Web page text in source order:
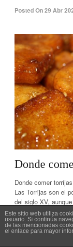
Posted On29 Abr
Donde
Donde comer
Las Torrijas son el
del siglo XV,
hacían cuando
petición de
Posted On 18 Mar
Este sitio web utiliza
usuario. Si continúa
de las mencionadas
el enlace para mayor